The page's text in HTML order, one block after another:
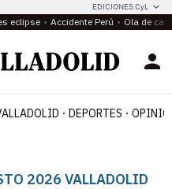
EDICIONES CyL
eclipse Accidente Perú Ola de
DEPORTES
2026 VALLADOLID